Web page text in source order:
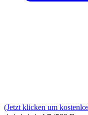
(Jetzt klicken um